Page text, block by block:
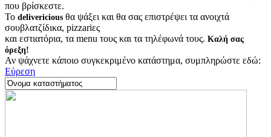
που βρίσκεστε.
Το delivericious θα ψάξει και θα σας επιστρέψει τα ανοιχτά
σουβλατζίδικα, pizzariες
και εστιατόρια, τα menu τους και τα τηλέφωνά τους. Καλή σας
όρεξη!
Αν ψάχνετε κάποιο συγκεκριμένο κατάστημα, συμπληρώστε εδώ:
Εύρεση